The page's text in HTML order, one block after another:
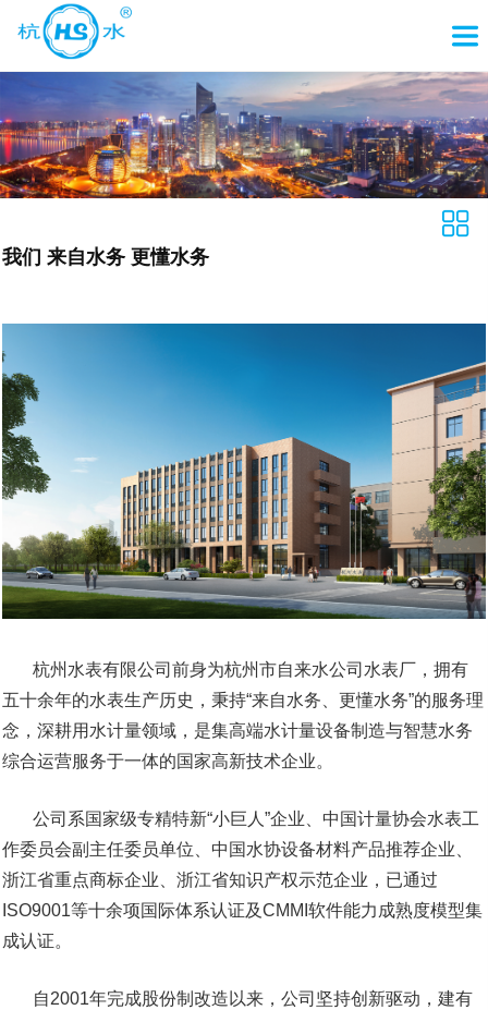
我们 来自水务 更懂水务
杭州水表有限公司前身为杭州市自来水公司水表厂，拥有
五十余年的水表生产历史，秉持“来自水务、更懂水务”的服务理
念，深耕用水计量领域，是集高端水计量设备制造与智慧水务
综合运营服务于一体的国家高新技术企业。
公司系国家级专精特新“小巨人”企业、中国计量协会水表工
作委员会副主任委员单位、中国水协设备材料产品推荐企业、
浙江省重点商标企业、浙江省知识产权示范企业，已通过
ISO9001等十余项国际体系认证及CMMI软件能力成熟度模型集
成认证。
自2001年完成股份制改造以来，公司坚持创新驱动，建有